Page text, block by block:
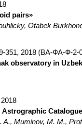
pairs»
Otabek
351, 2018 (ВА-ФА-Ф-2-
observatory in
A., Muminov, M. M.,